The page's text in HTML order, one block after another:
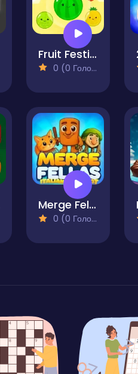
Fruit Festival
0 (0 Голосів)
Merge Fellas Italian Brainrot
0 (0 Голосів)